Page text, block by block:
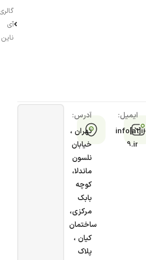
آی
ناین
ایمیل:
info[at]i-
9.ir
آدرس:
تهران ،
خیابان
نلسون
ماندلا،
کوچه
بابک
مرکزی،
ساختمان
کیان ،
پلاک